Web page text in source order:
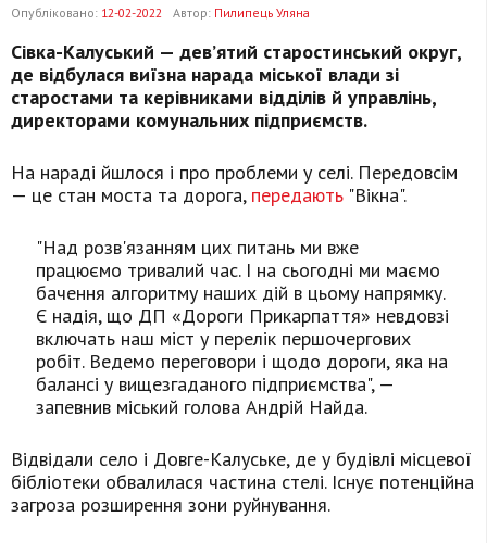
Опубліковано: 12-02-2022 Автор: Пилипець Уляна
Сівка-Калуський — дев’ятий старостинський округ,
де відбулася виїзна нарада міської влади зі
старостами та керівниками відділів й управлінь,
директорами комунальних підприємств.
На нараді йшлося і про проблеми у селі. Передовсім
— це стан моста та дорога, передають "Вікна".
"Над розв'язанням цих питань ми вже
працюємо тривалий час. І на сьогодні ми маємо
бачення алгоритму наших дій в цьому напрямку.
Є надія, що ДП «Дороги Прикарпаття» невдовзі
включать наш міст у перелік першочергових
робіт. Ведемо переговори і щодо дороги, яка на
балансі у вищезгаданого підприємства", —
запевнив міський голова Андрій Найда.
Відвідали село і Довге-Калуське, де у будівлі місцевої
бібліотеки обвалилася частина стелі. Існує потенційна
загроза розширення зони руйнування.